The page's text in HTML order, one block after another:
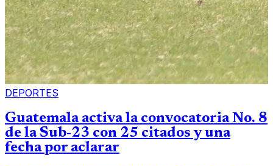
DEPORTES
Guatemala activa la convocatoria No. 8
de la Sub-23 con 25 citados y una
fecha por aclarar